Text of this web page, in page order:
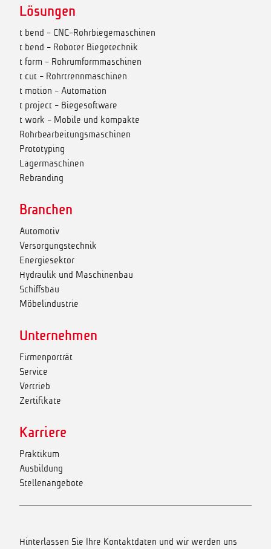
Lösungen
t bend - CNC-Rohrbiegemaschinen
t bend - Roboter Biegetechnik
t form - Rohrumformmaschinen
t cut - Rohrtrennmaschinen
t motion - Automation
t project - Biegesoftware
t work - Mobile und kompakte
Rohrbearbeitungsmaschinen
Prototyping
Lagermaschinen
Rebranding
Branchen
Automotiv
Versorgungstechnik
Energiesektor
Hydraulik und Maschinenbau
Schiffsbau
Möbelindustrie
Unternehmen
Firmenporträt
Service
Vertrieb
Zertifikate
Karriere
Praktikum
Ausbildung
Stellenangebote
Hinterlassen Sie Ihre Kontaktdaten und wir werden uns